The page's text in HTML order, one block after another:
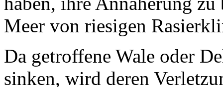
Meer von riesigen
Da getroffene Wale oder
sinken, wird deren